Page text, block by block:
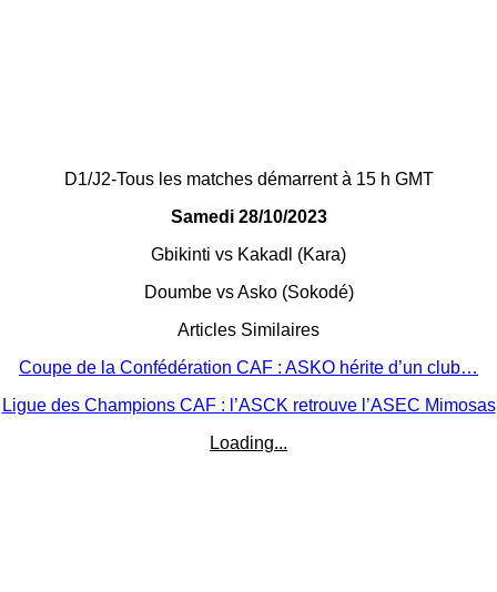
D1/J2-Tous les matches démarrent à 15 h GMT
Samedi 28/10/2023
Gbikinti vs Kakadl (Kara)
Doumbe vs Asko (Sokodé)
Articles Similaires
Coupe de la Confédération CAF : ASKO hérite d’un club…
Ligue des Champions CAF : l’ASCK retrouve l’ASEC Mimosas
Loading...